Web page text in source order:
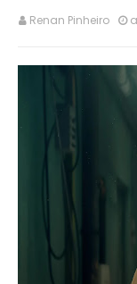
Renan Pinheiro